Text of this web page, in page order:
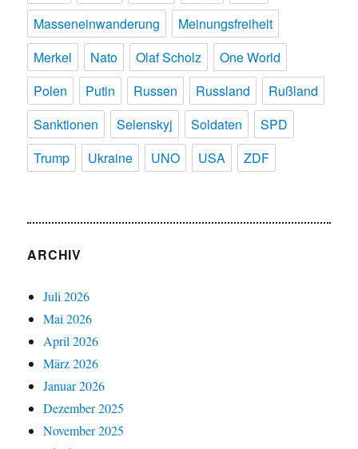
Masseneinwanderung
Meinungsfreiheit
Merkel
Nato Olaf Scholz
One World
Polen
Putin Russen Russland
Rußland
Sanktionen
Selenskyj Soldaten
SPD
Trump
Ukraine UNO USA ZDF
ARCHIV
Juli 2026
Mai 2026
April 2026
März 2026
Januar 2026
Dezember 2025
November 2025